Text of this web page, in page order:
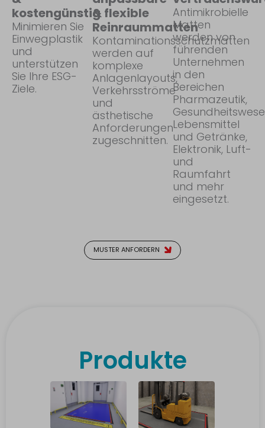
kostengünstig
Minimieren Sie
Einwegplastik
und
unterstützen
Sie Ihre ESG-
Ziele.
& flexible
Reinraummatten
Kontaminationsschutzmatten
werden auf
komplexe
Anlagenlayouts,
Verkehrsströme
und
ästhetische
Anforderungen
zugeschnitten.
Antimikrobielle
Matten
werden von
führenden
Unternehmen
in den
Bereichen
Pharmazeutik,
Lebensmittel
und Getränke,
Elektronik, Luft-
und
Raumfahrt
und mehr
eingesetzt.
MUSTER ANFORDERN
Produkte